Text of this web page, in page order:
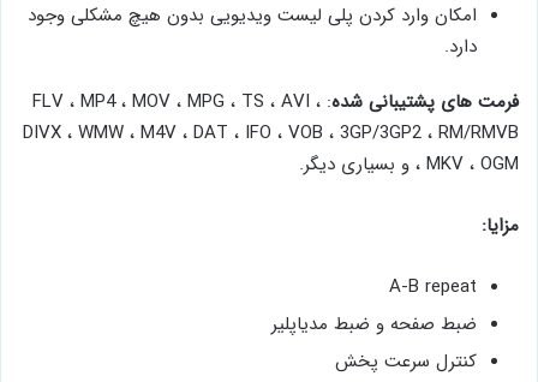
امکان وارد کردن پلی لیست ویدیویی بدون هیچ مشکلی وجود
دارد.
فرمت های پشتیبانی شده : FLV ، MP4 ، MOV ، MPG ، TS ، AVI ،
DIVX ، WMW ، M4V ، DAT ، IFO ، VOB ، 3GP/3GP2 ، RM/RMVB
، MKV ، OGM و بسیاری دیگر.
مزایا:
A-B repeat
ضبط صفحه و ضبط مدیاپلیر
کنترل سرعت پخش